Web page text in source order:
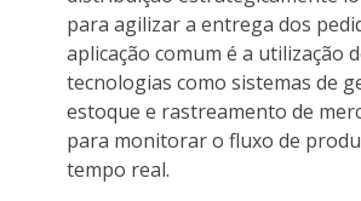
para agilizar a entrega dos
aplicação comum é a utilização
tecnologias como sistemas de
estoque e rastreamento de
para monitorar o fluxo de
tempo real.